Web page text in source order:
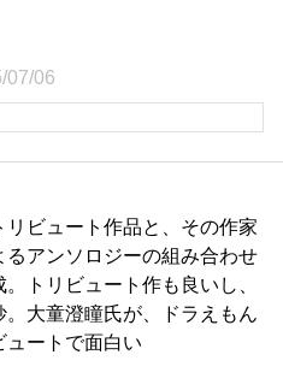
07/06
ビュート作品と、その作家
るアンソロジーの組み合わせ
トリビュート作も良いし、
。大童澄瞳氏が、ドラえもん
ュートで面白い